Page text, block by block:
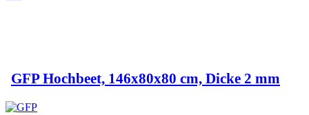
GFP Hochbeet, 146x80x80 cm, Dicke 2 mm